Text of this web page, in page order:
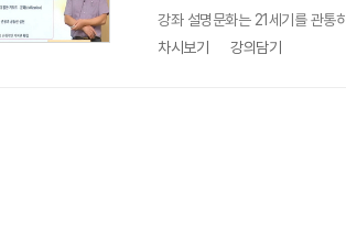
강좌 설명문화는 21세기를 관통
차시보기
강의담기